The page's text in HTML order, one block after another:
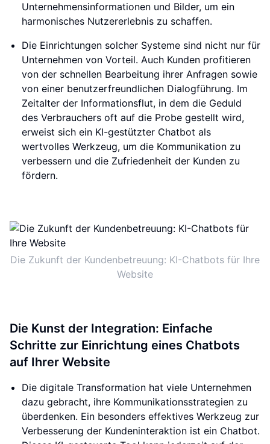
Unternehmensinformationen und Bilder, um ein
harmonisches Nutzererlebnis zu schaffen.
Die Einrichtungen solcher Systeme sind nicht nur für
Unternehmen von Vorteil. Auch Kunden profitieren
von der schnellen Bearbeitung ihrer Anfragen sowie
von einer benutzerfreundlichen Dialogführung. Im
Zeitalter der Informationsflut, in dem die Geduld
des Verbrauchers oft auf die Probe gestellt wird,
erweist sich ein KI-gestützter Chatbot als
wertvolles Werkzeug, um die Kommunikation zu
verbessern und die Zufriedenheit der Kunden zu
fördern.
Die Zukunft der Kundenbetreuung: KI-Chatbots für Ihre
Website
Die Kunst der Integration: Einfache
Schritte zur Einrichtung eines Chatbots
auf Ihrer Website
Die digitale Transformation hat viele Unternehmen
dazu gebracht, ihre Kommunikationsstrategien zu
überdenken. Ein besonders effektives Werkzeug zur
Verbesserung der Kundeninteraktion ist ein Chatbot.